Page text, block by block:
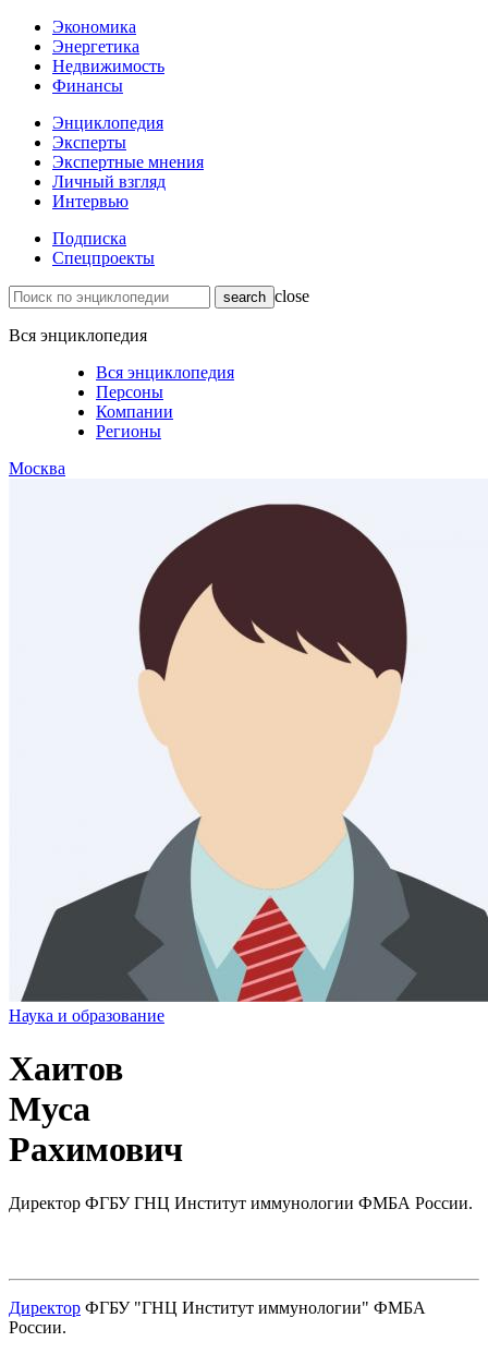
Экономика
Энергетика
Недвижимость
Финансы
Энциклопедия
Эксперты
Экспертные мнения
Личный взгляд
Интервью
Подписка
Спецпроекты
close
Вся энциклопедия
Вся энциклопедия
Персоны
Компании
Регионы
Москва
Наука и образование
Хаитов
Муса
Рахимович
Директор ФГБУ ГНЦ Институт иммунологии ФМБА России.
Директор ФГБУ "ГНЦ Институт иммунологии" ФМБА
России.